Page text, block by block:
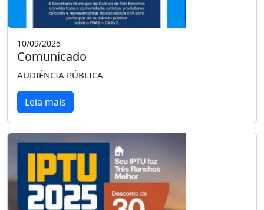
10/09/2025
Comunicado
AUDIÊNCIA PÚBLICA
Leia mais